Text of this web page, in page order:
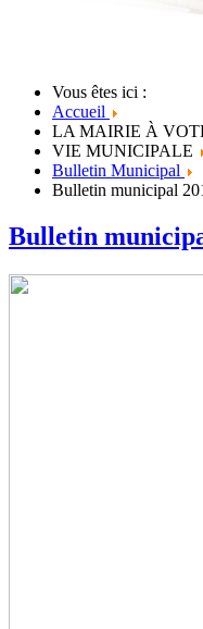
Vous êtes ici :
Accueil
LA MAIRIE À
VIE MUNICIPALE
Bulletin Municipal
Bulletin municipal
Bulletin